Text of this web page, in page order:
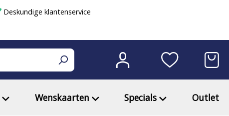
Deskundige klantenservice
Wenskaarten Specials Outlet